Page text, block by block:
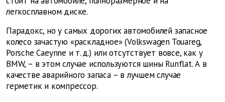
легкосплавном диске.
Парадокс, но у самых дорогих автомобилей запасное
колесо зачастую «раскладное» (Volkswagen Touareg,
Porsche Caeynne и т. д.) или отсутствует вовсе, как у
BMW, – в этом случае используются шины Runflat. А в
качестве аварийного запаса – в лучшем случае
герметик и компрессор.